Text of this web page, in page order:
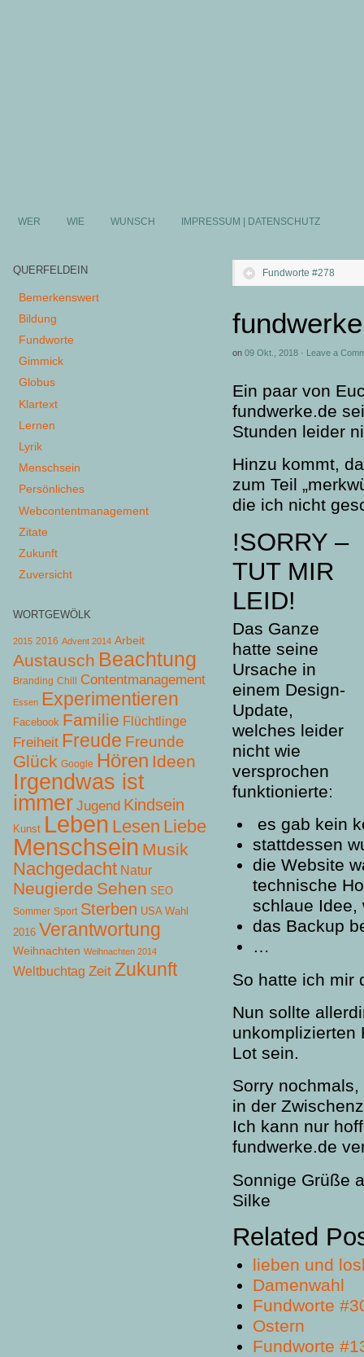
WER WIE WUNSCH IMPRESSUM | DATENSCHUTZ
Fundworte #278
on 09 Okt., 2018 · Leave a
Ein paar von
fundwerke.de
Stunden leider
Hinzu kommt,
zum Teil
die ich nicht
!SORRY –
TUT MIR
LEID!
Das Ganze
hatte seine
Ursache in
einem Design-
Update,
welches leider
nicht wie
versprochen
funktionierte:
es gab kein
stattdessen
die Website
technische
schlaue Idee,
das Backup
…
So hatte ich mir
Nun sollte
unkomplizierten
Lot sein.
Sorry
in der
Ich kann nur
fundwerke.de
Sonnige Grüße
Silke
Related
lieben und
Damenwahl
Fundworte
Ostern
Fundworte
QUERFELDEIN
Bemerkenswert
Bildung
Fundworte
Gimmick
Globus
Klartext
Lernen
Lyrik
Menschsein
Persönliches
Webcontentmanagement
Zitate
Zukunft
Zuversicht
WORTGEWÖLK
2015 2016 Advent 2014 Arbeit
Austausch Beachtung
Branding Chill Contentmanagement
Essen Experimentieren
Facebook Familie Flüchtlinge
Freiheit Freude Freunde
Glück Google Hören Ideen
Irgendwas ist
immer Jugend Kindsein
Kunst Leben Lesen Liebe
Menschsein Musik
Nachgedacht Natur
Neugierde Sehen SEO
Sommer Sport Sterben USA Wahl
2016 Verantwortung
Weihnachten Weihnachten 2014
Weltbuchtag Zeit Zukunft